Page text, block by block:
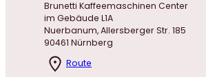
Brunetti Kaffeemaschinen Center
im Gebäude L1A
Nuerbanum, Allersberger Str. 185
90461 Nürnberg
Route